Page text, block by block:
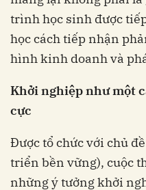
trình học sinh được
học cách tiếp nhận
hình kinh doanh và
Khởinghiệpnhưmột
cực
Được tổ chức với chủ
triển bền vững), cuộc
những ý tưởng khởi